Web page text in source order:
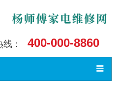
： 400-000-8860
Toggle
󰀥